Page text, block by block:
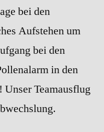
bei den
Aufstehen um
bei den
in den
Unser Teamausflug